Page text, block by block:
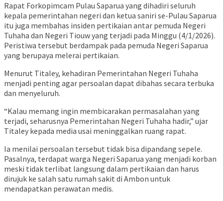
Rapat Forkopimcam Pulau Saparua yang dihadiri seluruh
kepala pemerintahan negeri dan ketua saniri se-Pulau Saparua
itu juga membahas insiden pertikaian antar pemuda Negeri
Tuhaha dan Negeri Tiouw yang terjadi pada Minggu (4/1/2026).
Peristiwa tersebut berdampak pada pemuda Negeri Saparua
yang berupaya melerai pertikaian.
Menurut Titaley, kehadiran Pemerintahan Negeri Tuhaha
menjadi penting agar persoalan dapat dibahas secara terbuka
dan menyeluruh.
“Kalau memang ingin membicarakan permasalahan yang
terjadi, seharusnya Pemerintahan Negeri Tuhaha hadir,” ujar
Titaley kepada media usai meninggalkan ruang rapat.
Ia menilai persoalan tersebut tidak bisa dipandang sepele.
Pasalnya, terdapat warga Negeri Saparua yang menjadi korban
meski tidak terlibat langsung dalam pertikaian dan harus
dirujuk ke salah satu rumah sakit di Ambon untuk
mendapatkan perawatan medis.